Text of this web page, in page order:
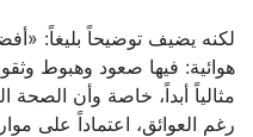
لكنه يضيف توضيحاً بليغاً:
هوائية: فيها صعود وهبوط
مثالياً أبداً، خاصة وأن الصحة
رغم العوائق، اعتماداً على